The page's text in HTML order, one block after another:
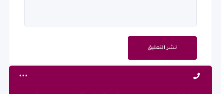
نشر التعليق